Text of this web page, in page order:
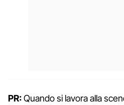
PR:Quando si lavora alla